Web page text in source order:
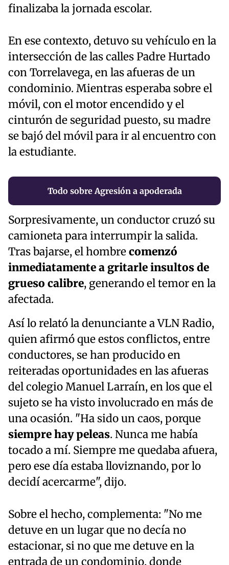
finalizaba la jornada escolar.
En ese contexto, detuvo su vehículo en la
intersección de las calles Padre Hurtado
con Torrelavega, en las afueras de un
condominio. Mientras esperaba sobre el
móvil, con el motor encendido y el
cinturón de seguridad puesto, su madre
se bajó del móvil para ir al encuentro con
la estudiante.
Todo sobre Agresión a apoderada
Sorpresivamente, un conductor cruzó su
camioneta para interrumpir la salida.
Tras bajarse, el hombrecomenzó
inmediatamente a gritarle insultos de
grueso calibre, generando el temor en la
afectada.
Así lo relató la denunciante a VLN Radio,
quien afirmó que estos conflictos, entre
conductores, se han producido en
reiteradas oportunidades en las afueras
del colegio Manuel Larraín, en los que el
sujeto se ha visto involucrado en más de
una ocasión. "Ha sido un caos, porque
siempre hay peleas. Nunca me había
tocado a mí. Siempre me quedaba afuera,
pero ese día estaba lloviznando, por lo
decidí acercarme", dijo.
Sobre el hecho, complementa: "No me
detuve en un lugar que no decía no
estacionar, si no que me detuve en la
entrada de un condominio, donde